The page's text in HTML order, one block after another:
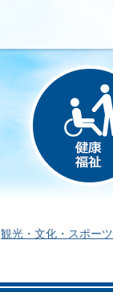
観光・文化・スポーツ